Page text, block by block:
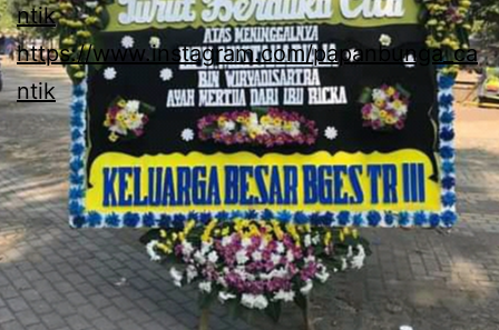
ntik
https://www.instagram.com/papanbunga_ca
ntik